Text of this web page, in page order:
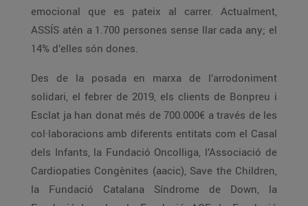
emocional que es pateix al carrer. Actualment,
ASSÍS atén a 1.700 persones sense llar cada any; el
14% d’elles són dones.
Des de la posada en marxa de l’arrodoniment
solidari, el febrer de 2019, els clients de Bonpreu i
Esclat ja han donat més de 700.000€ a través de les
col·laboracions amb diferents entitats com el Casal
dels Infants, la Fundació Oncolliga, l’Associació de
Cardiopaties Congènites (aacic), Save the Children,
la Fundació Catalana Síndrome de Down, la